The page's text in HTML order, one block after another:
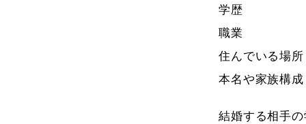
学歴
職業
住んでいる場所
本名や家族構成
結婚する相手